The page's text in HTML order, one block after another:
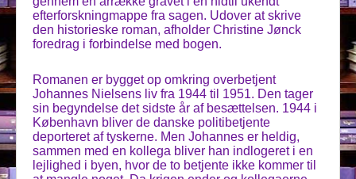
efterforskningmappe fra sagen. Udover at skrive
den historieske roman, afholder Christine Jønck
foredrag i forbindelse med bogen.
Romanen er bygget op omkring overbetjent
Johannes Nielsens liv fra 1944 til 1951. Den tager
sin begyndelse det sidste år af besættelsen. 1944 i
København bliver de danske politibetjente
deporteret af tyskerne. Men Johannes er heldig,
sammen med en kollega bliver han indlogeret i en
lejlighed i byen, hvor de to betjente ikke kommer til